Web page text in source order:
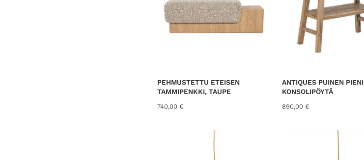
PEHMUSTETTU ETEISEN
TAMMIPENKKI, TAUPE
740,00 €
ANTIQUES PUINEN PIENI
KONSOLIPÖYTÄ
890,00 €